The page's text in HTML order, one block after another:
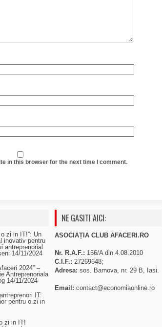
in this browser for the next time I comment.
zi in IT!”: Un
inovativ pentru
antreprenorial
14/11/2024
2024” –
Antreprenoriala
14/11/2024
IT:
pentru o zi in
zi in IT!
NE GASITI AICI:
ASOCIAȚIA CLUB AFACERI.RO
Nr. R.A.F.: 156/A din 4.08.2010
C.I.F.: 27269648;
Adresa: sos. Barnova, nr. 29 B, Iasi.
Email: contact@economiaonline.ro